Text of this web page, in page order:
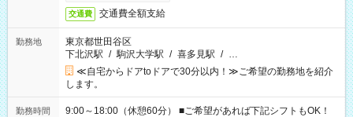
交通費 交通費全額支給
勤務地
東京都世田谷区
下北沢駅 / 駒沢大学駅 / 喜多見駅 / …
≪自宅からドアtoドアで30分以内！≫ご希望の勤務地を紹介
します。
勤務時間
9:00～18:00（休憩60分） ■ご希望があれば下記シフトもOK！